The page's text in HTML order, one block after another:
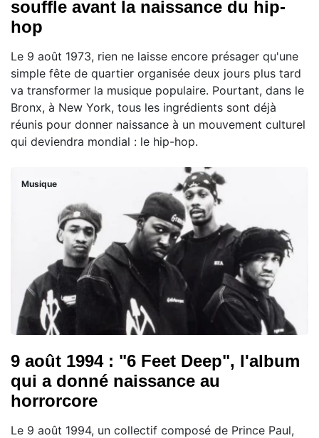
souffle avant la naissance du hip-
hop
Le 9 août 1973, rien ne laisse encore présager qu'une
simple fête de quartier organisée deux jours plus tard
va transformer la musique populaire. Pourtant, dans le
Bronx, à New York, tous les ingrédients sont déjà
réunis pour donner naissance à un mouvement culturel
qui deviendra mondial : le hip-hop.
Musique
9 août 1994 : "6 Feet Deep", l'album
qui a donné naissance au
horrorcore
Le 9 août 1994, un collectif composé de Prince Paul,